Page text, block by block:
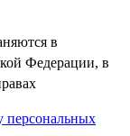
в
Федерации, в
персональных